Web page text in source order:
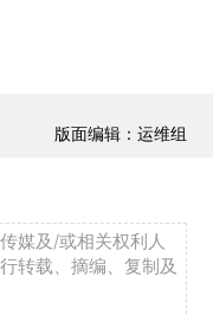
版面编辑：运维组
媒及/或相关权利人
转载、摘编、复制及